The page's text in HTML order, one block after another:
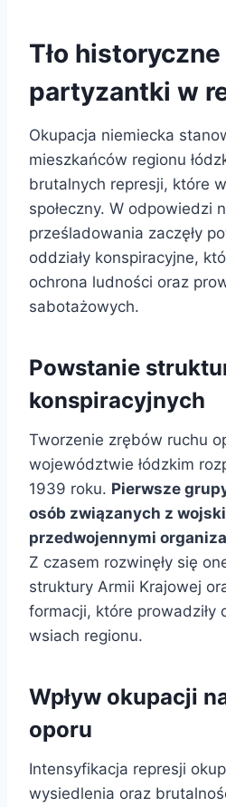
Tło
partyzantki w
Okupacja niemiecka
mieszkańców regionu
brutalnych represji, które
społeczny. W odpowiedzi
prześladowania zaczęły
oddziały konspiracyjne,
ochrona ludności oraz
sabotażowych.
Powstanie
konspiracyjnych
Tworzenie zrębów ruchu
województwie łódzkim
1939 roku. Pierwsze
osób związanych z
przedwojennymi
Z czasem rozwinęły się
struktury Armii Krajowej
formacji, które prowadziły
wsiach regionu.
Wpływ okupacji
oporu
Intensyfikacja represji
wysiedlenia oraz